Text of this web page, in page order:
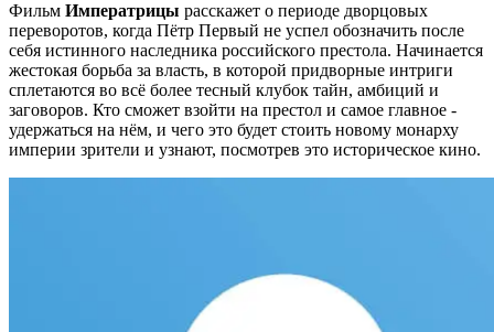
Фильм Императрицы расскажет о периоде дворцовых
переворотов, когда Пётр Первый не успел обозначить после
себя истинного наследника российского престола. Начинается
жестокая борьба за власть, в которой придворные интриги
сплетаются во всё более тесный клубок тайн, амбиций и
заговоров. Кто сможет взойти на престол и самое главное -
удержаться на нём, и чего это будет стоить новому монарху
империи зрители и узнают, посмотрев это историческое кино.